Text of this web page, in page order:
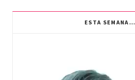
ESTA SEMANA…